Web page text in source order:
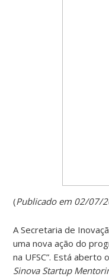
(Publicado em 02/07/
A Secretaria de
uma nova ação do
na UFSC”. Está
Sinova Startup